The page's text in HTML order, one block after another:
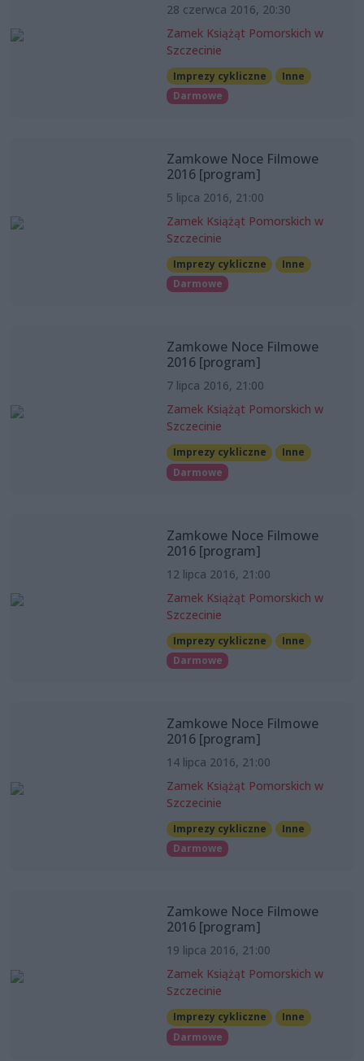
28 czerwca 2016, 20:30
Zamek Książąt Pomorskich w
Szczecinie
Imprezy cykliczne
Inne
Darmowe
Zamkowe Noce Filmowe
2016 [program]
5 lipca 2016, 21:00
Zamek Książąt Pomorskich w
Szczecinie
Imprezy cykliczne
Inne
Darmowe
Zamkowe Noce Filmowe
2016 [program]
7 lipca 2016, 21:00
Zamek Książąt Pomorskich w
Szczecinie
Imprezy cykliczne
Inne
Darmowe
Zamkowe Noce Filmowe
2016 [program]
12 lipca 2016, 21:00
Zamek Książąt Pomorskich w
Szczecinie
Imprezy cykliczne
Inne
Darmowe
Zamkowe Noce Filmowe
2016 [program]
14 lipca 2016, 21:00
Zamek Książąt Pomorskich w
Szczecinie
Imprezy cykliczne
Inne
Darmowe
Zamkowe Noce Filmowe
2016 [program]
19 lipca 2016, 21:00
Zamek Książąt Pomorskich w
Szczecinie
Imprezy cykliczne
Inne
Darmowe